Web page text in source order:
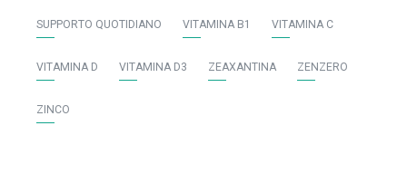
SUPPORTO QUOTIDIANO VITAMINA B1 VITAMINA C
VITAMINA D VITAMINA D3 ZEAXANTINA ZENZERO
ZINCO